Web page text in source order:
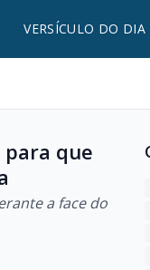
VERSÍCULO DO DIA
para que
a face do